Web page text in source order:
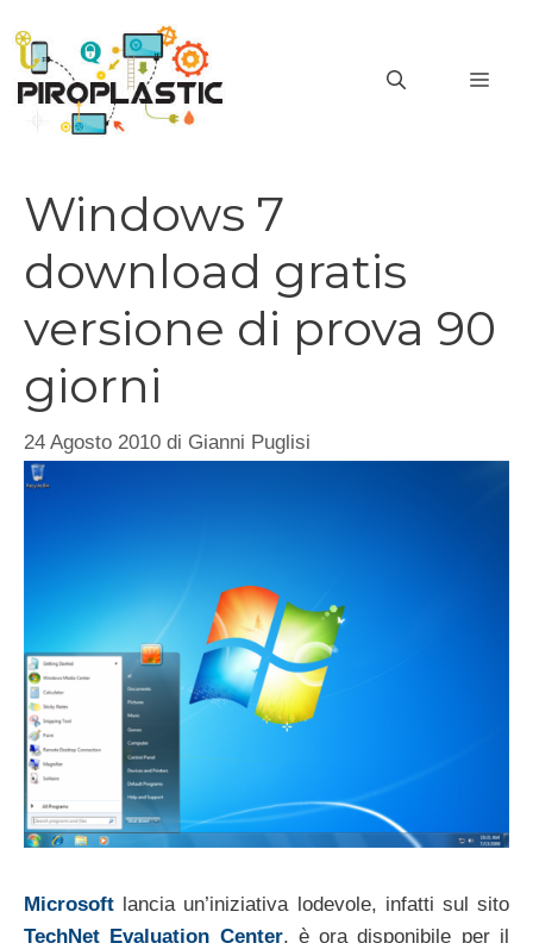
contenuto
Windows 7
download gratis
versione di prova 90
giorni
24 Agosto 2010 di Gianni Puglisi
Microsoft lancia un’iniziativa lodevole, infatti sul sito
TechNet Evaluation Center, è ora disponibile per il